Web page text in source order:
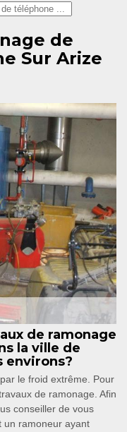
de
Sur Arize
de ramonage
la ville de
environs?
le froid extrême. Pour
de ramonage. Afin
conseiller de vous
un ramoneur ayant